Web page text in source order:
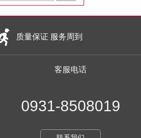
质量保证 服务周到
客服电话
0931-8508019